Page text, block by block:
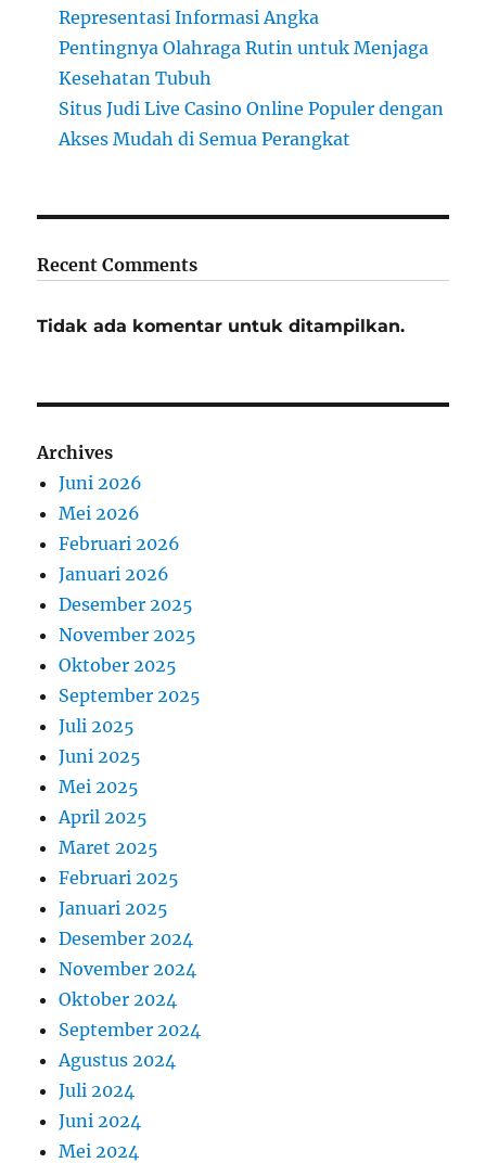
Representasi Informasi Angka
Pentingnya Olahraga Rutin untuk Menjaga
Kesehatan Tubuh
Situs Judi Live Casino Online Populer dengan
Akses Mudah di Semua Perangkat
Recent Comments
Tidak ada komentar untuk ditampilkan.
Archives
Juni 2026
Mei 2026
Februari 2026
Januari 2026
Desember 2025
November 2025
Oktober 2025
September 2025
Juli 2025
Juni 2025
Mei 2025
April 2025
Maret 2025
Februari 2025
Januari 2025
Desember 2024
November 2024
Oktober 2024
September 2024
Agustus 2024
Juli 2024
Juni 2024
Mei 2024